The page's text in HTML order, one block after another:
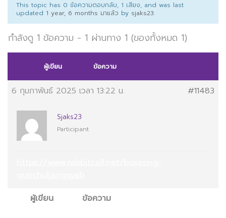
This topic has 0 ข้อความตอบกลับ, 1 เสียง, and was last
updated 1 year, 6 months มาแล้ว by sjaks23.
กำลังดู 1 ข้อความ - 1 ผ่านทาง 1 (ของทั้งหมด 1)
ผู้เขียน ข้อความ
6 กุมภาพันธ์ 2025 เวลา 13:22 น. #11483
Sjaks23
Participant
ผู้เขียน
ข้อความ